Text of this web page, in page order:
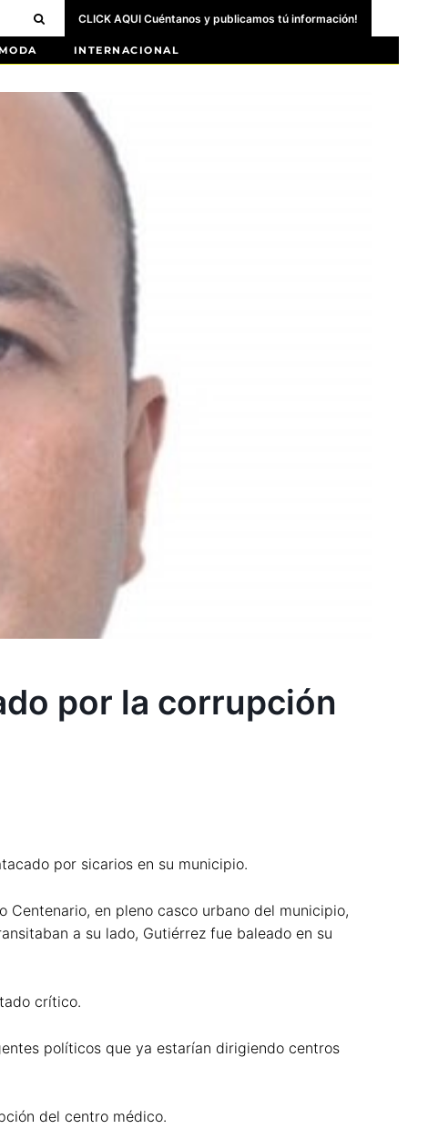
CLICK AQUI Cuéntanos y publicamos tú información!
INTERNACIONAL
por la corrupción
por sicarios en su municipio.
en pleno casco urbano del municipio,
a su lado, Gutiérrez fue baleado en su
crítico.
políticos que ya estarían dirigiendo centros
del centro médico.